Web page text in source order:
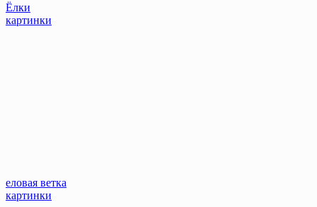
Ёлки
картинки
еловая ветка
картинки